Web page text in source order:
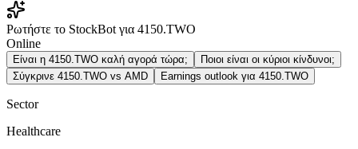
Ρωτήστε το StockBot για 4150.TWO
Online
Είναι η 4150.TWO καλή αγορά τώρα;
Ποιοι είναι οι κύριοι κίνδυνοι;
Σύγκρινε 4150.TWO vs AMD
Earnings outlook για 4150.TWO
Sector
Healthcare